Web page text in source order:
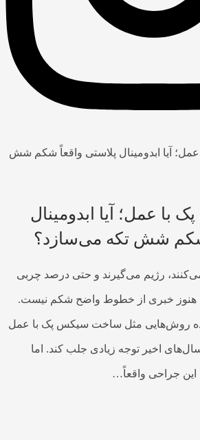
عمل؛ آیا ابدومینال
شکم شش‌ تکه می‌سازد؟
رژیم می‌گیرند و حتی درصد چربی
هنوز خبری از خطوط واضح شکم نیست.
روش‌هایی مثل ساخت سیکس پک با عمل
سال‌های اخیر توجه زیادی جلب کند. اما
این جراحی واقعاً…